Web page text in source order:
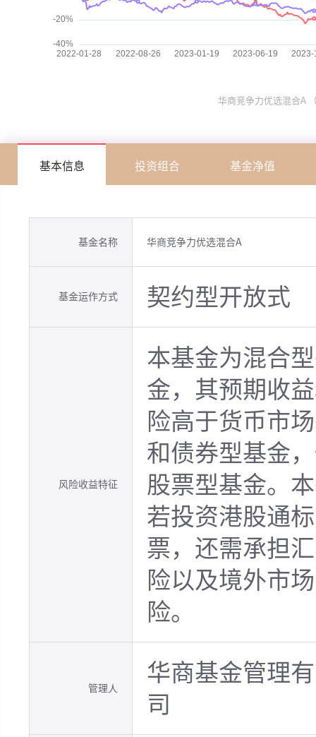
华商竞争力优选混合A
基本信息 投资组合 基金净值
基金名称 华商竞争力优选混合A
基金运作方式 契约型开放式
风险收益特征
本基金为混合
金，其预期收
险高于货币市
和债券型基金
股票型基金。
若投资港股通
票，还需承担
险以及境外市
险。
管理人
华商基金管理
司